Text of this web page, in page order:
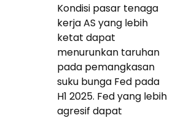
Kondisi pasar tenaga
kerja AS yang lebih
ketat dapat
menurunkan taruhan
pada pemangkasan
suku bunga Fed pada
H1 2025. Fed yang lebih
agresif dapat